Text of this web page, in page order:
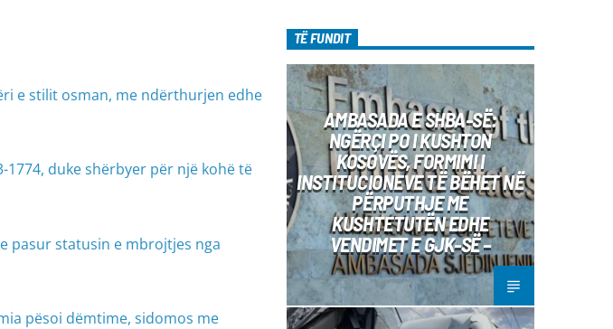
e stilit osman, me ndërthurjen edhe
duke shërbyer për një kohë të
pasur statusin e mbrojtjes nga
pësoi dëmtime, sidomos me
Luljeta Beqiri Kontakti: Viber: +383 45
471 848 SMS: Dërgo Mesazh
TË FUNDIT
AMBASADA E SHBA-SË:
NGËRÇI PO I KUSHTON
KOSOVËS, FORMIMI I
INSTITUCIONEVE TË BËHET NË
PËRPUTHJE ME
KUSHTETUTËN EDHE
VENDIMET E GJK-SË –